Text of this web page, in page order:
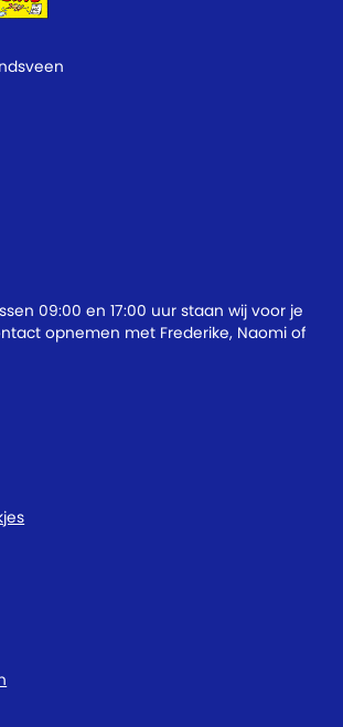
09:00 en 17:00 uur staan wij voor je
opnemen met Frederike, Naomi of